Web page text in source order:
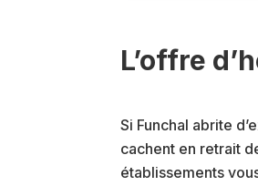
L’offre
Si Funchal abrite
cachent en retrait
établissements